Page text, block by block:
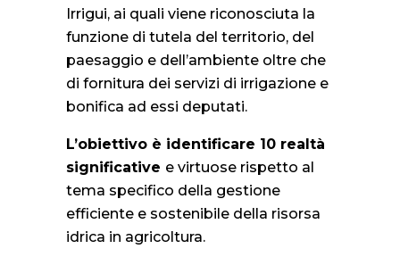
Irrigui, ai quali viene riconosciuta la
funzione di tutela del territorio, del
paesaggio e dell’ambiente oltre che
di fornitura dei servizi di irrigazione e
bonifica ad essi deputati.
L’obiettivo è identificare 10 realtà
significative e virtuose rispetto al
tema specifico della gestione
efficiente e sostenibile della risorsa
idrica in agricoltura.